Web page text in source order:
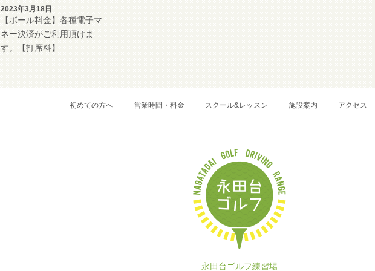
2023年3月18日
【ボール料金】各種電子マ
ネー決済がご利用頂けま
す。【打席料】
初めての方へ 営業時間・料金 スクール&レッスン 施設案内 アクセス
永田台ゴルフ練習場